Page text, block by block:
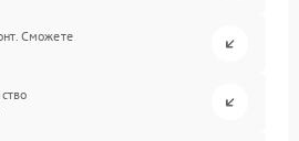
Сможете